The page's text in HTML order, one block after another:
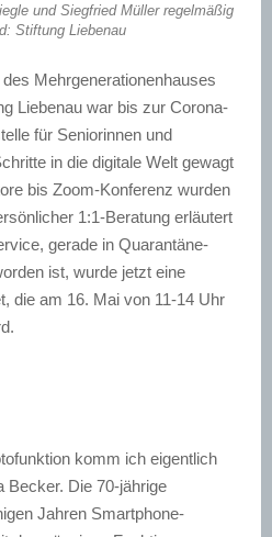
und Siegfried Müller regelmäßig
Stiftung Liebenau
Mehrgenerationenhauses
Liebenau war bis zur Corona-
für Seniorinnen und
in die digitale Welt gewagt
bis Zoom-Konferenz wurden
1:1-Beratung erläutert
gerade in Quarantäne-
ist, wurde jetzt eine
die am 16. Mai von 11-14 Uhr
komm ich eigentlich
Becker. Die 70-jährige
Jahren Smartphone-